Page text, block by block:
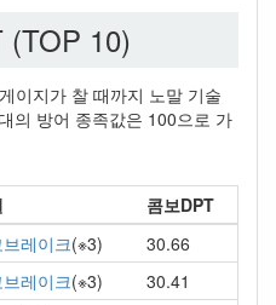
10)
이지가 찰 때까지 노말 기술
의 방어 종족값은 100으로 가
콤보DPT
레이크(※3)
30.66
레이크(※3)
30.41